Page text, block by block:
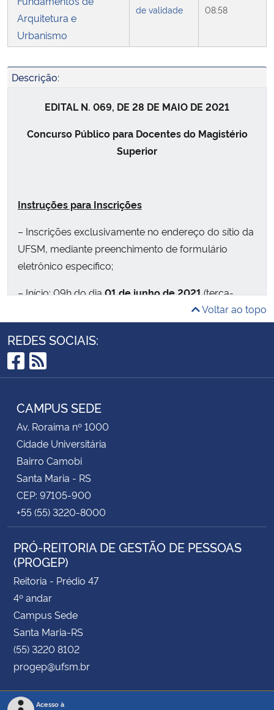
Arquitetura e
Urbanismo
de validade
08:58
Descrição:
EDITAL N. 069, DE 28 DE MAIO DE 2021
Concurso Público para Docentes do Magistério
Superior
Instruções para Inscrições
– Inscrições exclusivamente no endereço do sítio da
UFSM, mediante preenchimento de formulário
eletrônico específico;
– Início: 09h do dia01 de junho de 2021(terça-
– Término: 23h59min do dia
(quinta-feira);
– Preencher corretamente e enviar o formulário
– Preencher e imprimir a Guia de Recolhimento da
União (GRU);
– Pagar a inscrição, via GRU, no Banco do Brasil,
o dia 02/07/2021
–Adjunto A, Nível 1 (Dedicação Exclusiva): R$
240,00 (duzentos e quarenta reais).
Isenção do pagamento da inscrição
– A isenção do pagamento da inscrição deverá ser
solicitada até o dia
requerimento do candidato; indicando no
requerimento o Número de Identificação Social –
– O candidato que preencher, no requerimento de
Voltar ao topo
REDES SOCIAIS:
Facebook
RSS
CAMPUS SEDE
Av. Roraima nº 1000
Cidade Universitária
Bairro Camobi
Santa Maria - RS
CEP: 97105-900
+55 (55) 3220-8000
PRÓ-REITORIA DE GESTÃO DE PESSOAS
(PROGEP)
Reitoria - Prédio 47
4º andar
Campus Sede
Santa Maria-RS
(55) 3220 8102
progep@ufsm.br
Acesso à